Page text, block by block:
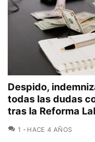
Despido,
todas las dudas
tras la Reforma
1 COMENTARIOS
HACE 4 AÑOS